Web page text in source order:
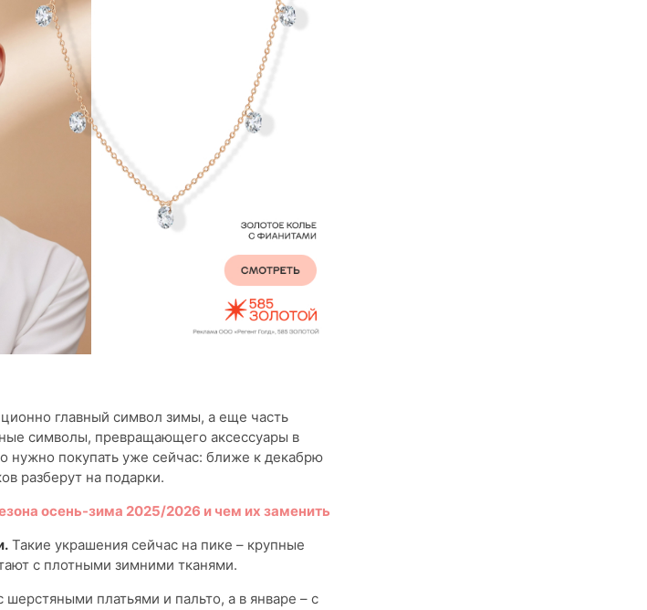
главный символ зимы, а еще часть
символы, превращающего аксессуары в
нужно покупать уже сейчас: ближе к декабрю
разберут на подарки.
осень-зима 2025/2026 и чем их заменить
Такие украшения сейчас на пике – крупные
с плотными зимними тканями.
платьями и пальто, а в январе – с